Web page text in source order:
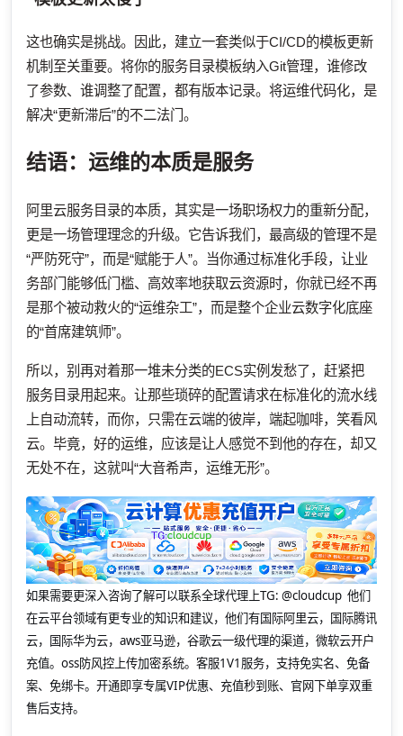
这也确实是挑战。因此，建立一套类似于CI/CD的模板更新
机制至关重要。将你的服务目录模板纳入Git管理，谁修改
了参数、谁调整了配置，都有版本记录。将运维代码化，是
解决“更新滞后”的不二法门。
结语：运维的本质是服务
阿里云服务目录的本质，其实是一场职场权力的重新分配，
更是一场管理理念的升级。它告诉我们，最高级的管理不是
“严防死守”，而是“赋能于人”。当你通过标准化手段，让业
务部门能够低门槛、高效率地获取云资源时，你就已经不再
是那个被动救火的“运维杂工”，而是整个企业云数字化底座
的“首席建筑师”。
所以，别再对着那一堆未分类的ECS实例发愁了，赶紧把
服务目录用起来。让那些琐碎的配置请求在标准化的流水线
上自动流转，而你，只需在云端的彼岸，端起咖啡，笑看风
云。毕竟，好的运维，应该是让人感觉不到他的存在，却又
无处不在，这就叫“大音希声，运维无形”。
如果需要更深入咨询了解可以联系全球代理上TG: @cloudcup 他们
在云平台领域有更专业的知识和建议，他们有国际阿里云，国际腾讯
云，国际华为云，aws亚马逊，谷歌云一级代理的渠道，微软云开户
充值。oss防风控上传加密系统。客服1V1服务，支持免实名、免备
案、免绑卡。开通即享专属VIP优惠、充值秒到账、官网下单享双重
售后支持。